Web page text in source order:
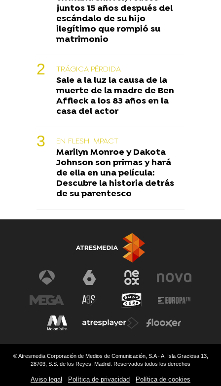
juntos 15 años después del
escándalo de su hijo
ilegítimo que rompió su
matrimonio
TRÁGICA PÉRDIDA
Sale a la luz la causa de la
muerte de la madre de Ben
Affleck a los 83 años en la
casa del actor
EN FLESH IMPACT
Marilyn Monroe y Dakota
Johnson son primas y hará
de ella en una película:
Descubre la historia detrás
de su parentesco
© Atresmedia Corporación de Medios de Comunicación, S.A - A. Isla Graciosa 13,
28703, S.S. de los Reyes, Madrid. Reservados todos los derechos
Aviso legal Política de privacidad Política de cookies